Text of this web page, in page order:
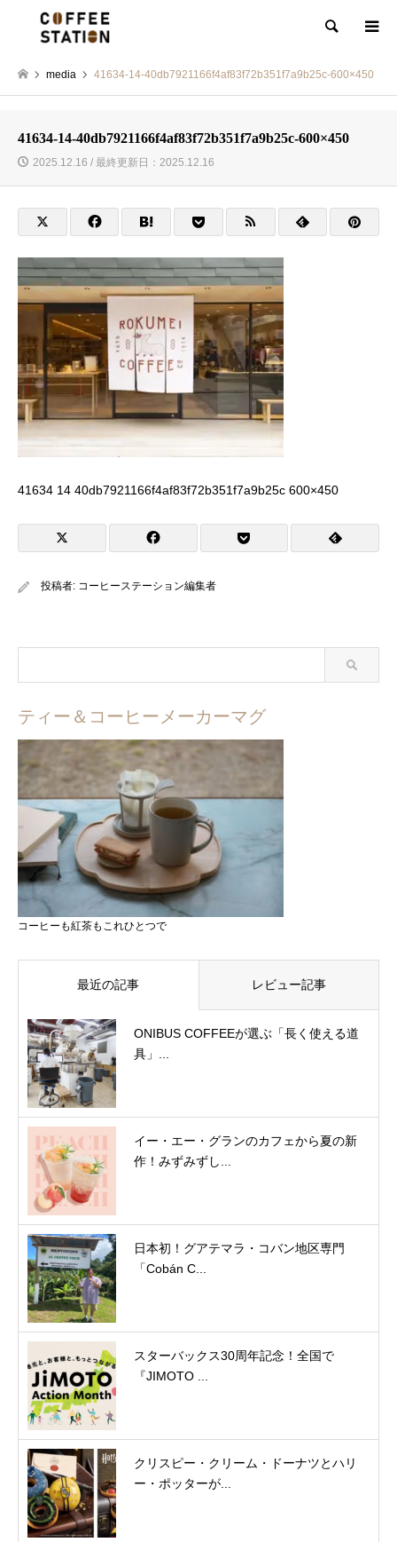
検索
media 41634-14-40db7921166f4af83f72b351f7a9b25c-600×450
41634-14-40db7921166f4af83f72b351f7a9b25c-600×450
2025.12.16 / 最終更新日：2025.12.16
41634 14 40db7921166f4af83f72b351f7a9b25c 600×450
投稿者: コーヒーステーション編集者
ティー＆コーヒーメーカーマグ
コーヒーも紅茶もこれひとつで
最近の記事 レビュー記事
ONIBUS COFFEEが選ぶ「長く使える道
具」...
イー・エー・グランのカフェから夏の新
作！みずみずし...
日本初！グアテマラ・コバン地区専門
「Cobán C...
スターバックス30周年記念！全国で
『JIMOTO ...
クリスピー・クリーム・ドーナツとハリ
ー・ポッターが...